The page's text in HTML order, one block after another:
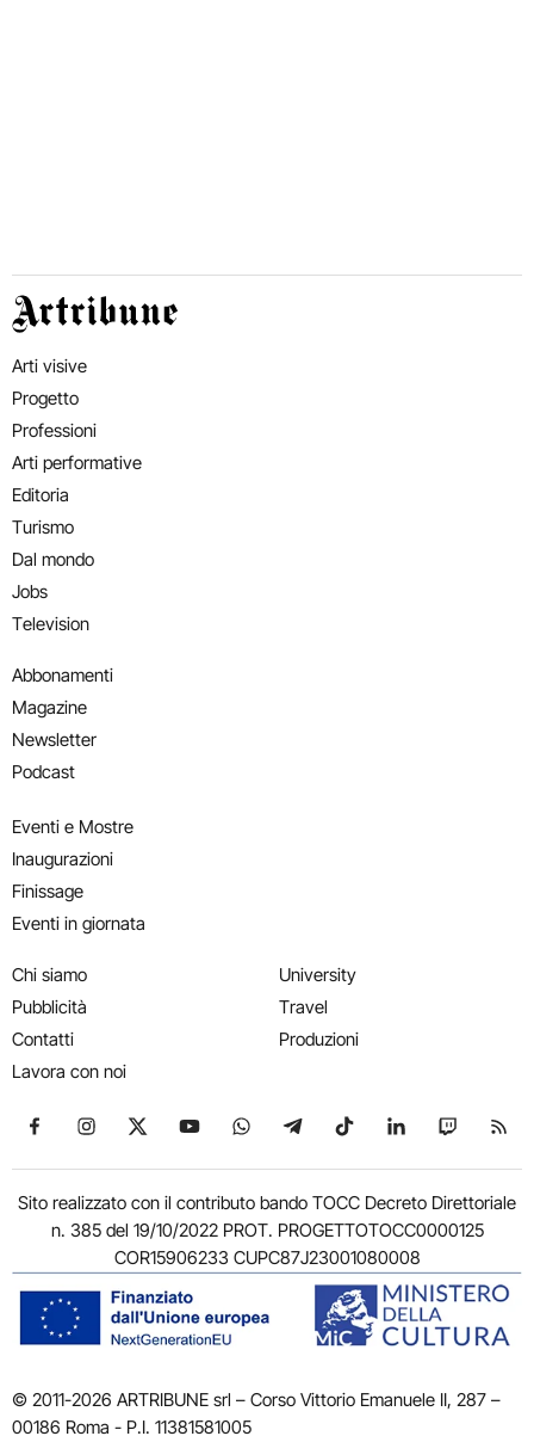
Artribune
Arti visive
Progetto
Professioni
Arti performative
Editoria
Turismo
Dal mondo
Jobs
Television
Abbonamenti
Magazine
Newsletter
Podcast
Eventi e Mostre
Inaugurazioni
Finissage
Eventi in giornata
Chi siamo
Pubblicità
Contatti
Lavora con noi
University
Travel
Produzioni
Seguici su Facebook
Seguici su Instagram
Seguici su X
Seguici su YouTube
Seguici su WhatsApp
Seguici su Telegram
Seguici su TikTok
Seguici su
Seguici
Sito realizzato con il contributo bando TOCC Decreto Direttoriale
n. 385 del 19/10/2022 PROT. PROGETTOTOCC0000125
COR15906233 CUPC87J23001080008
© 2011-2026 ARTRIBUNE srl – Corso Vittorio Emanuele II, 287 –
00186 Roma - P.I. 11381581005